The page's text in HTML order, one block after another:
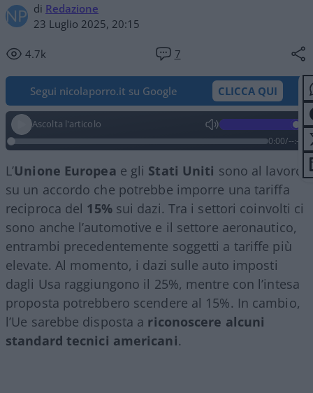
di Redazione
23 Luglio 2025, 20:15
4.7k 7
Segui nicolaporro.it su Google CLICCA QUI
Ascolta l'articolo
0:00/--:--
L’Unione Europea e gli Stati Uniti sono al lavoro
su un accordo che potrebbe imporre una tariffa
reciproca del 15% sui dazi. Tra i settori coinvolti ci
sono anche l’automotive e il settore aeronautico,
entrambi precedentemente soggetti a tariffe più
elevate. Al momento, i dazi sulle auto imposti
dagli Usa raggiungono il 25%, mentre con l’intesa
proposta potrebbero scendere al 15%. In cambio,
l’Ue sarebbe disposta a riconoscere alcuni
standard tecnici americani.